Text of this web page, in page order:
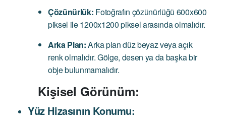
Çözünürlük: Fotoğrafın çözünürlüğü 600x600
piksel ile 1200x1200 piksel arasında olmalıdır.
Arka Plan:Arka plan düz beyaz veya açık
renk olmalıdır. Gölge, desen ya da başka bir
obje bulunmamalıdır.
Kişisel Görünüm:
Yüz Hizasının Konumu: